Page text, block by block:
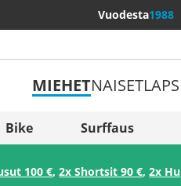
Vuodesta1988
MIEHETNAISET
Bike Surffaus
100 €,2x Shortsit 90 €,2x